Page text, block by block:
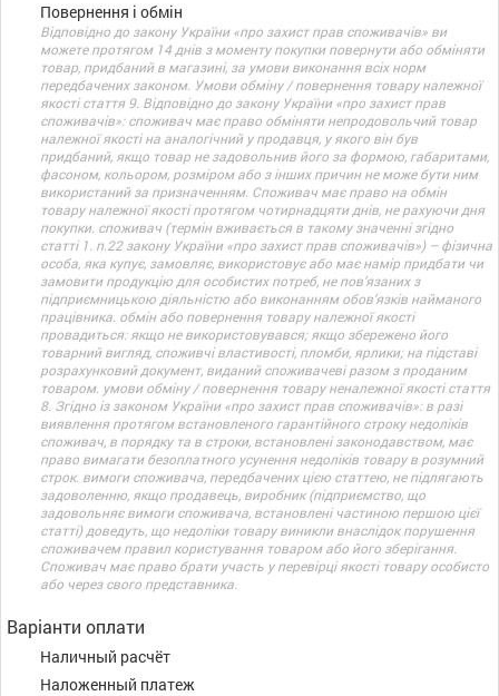
Повернення і обмін
Відповідно до закону України «про захист прав споживачів» ви
можете протягом 14 днів з моменту покупки повернути або обміняти
товар, придбаний в магазині, за умови виконання всіх норм
передбачених законом. Умови обміну / повернення товару належної
якості стаття 9. Відповідно до закону України «про захист прав
споживачів»: споживач має право обміняти непродовольчий товар
належної якості на аналогічний у продавця, у якого він був
придбаний, якщо товар не задовольнив його за формою, габаритами,
фасоном, кольором, розміром або з інших причин не може бути ним
використаний за призначенням. Споживач має право на обмін
товару належної якості протягом чотирнадцяти днів, не рахуючи дня
покупки. споживач (термін вживається в такому значенні згідно
статті 1. п.22 закону України «про захист прав споживачів») – фізична
особа, яка купує, замовляє, використовує або має намір придбати чи
замовити продукцію для особистих потреб, не пов’язаних з
підприємницькою діяльністю або виконанням обов’язків найманого
працівника. обмін або повернення товару належної якості
провадиться: якщо не використовувався; якщо збережено його
товарний вигляд, споживчі властивості, пломби, ярлики; на підставі
розрахунковий документ, виданий споживачеві разом з проданим
товаром. умови обміну / повернення товару неналежної якості стаття
8. Згідно із законом України «про захист прав споживачів»: в разі
виявлення протягом встановленого гарантійного строку недоліків
споживач, в порядку та в строки, встановлені законодавством, має
право вимагати безоплатного усунення недоліків товару в розумний
строк. вимоги споживача, передбачених цією статтею, не підлягають
задоволенню, якщо продавець, виробник (підприємство, що
задовольняє вимоги споживача, встановлені частиною першою цієї
статті) доведуть, що недоліки товару виникли внаслідок порушення
споживачем правил користування товаром або його зберігання.
Споживач має право брати участь у перевірці якості товару особисто
або через свого представника.
Варіанти оплати
Наличный расчёт
Наложенный платеж